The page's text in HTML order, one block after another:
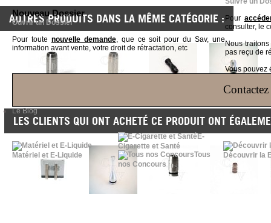
Nouveau Dossier
Ouvrir un Dossier
Pour toute nouvelle demande, que ce soit pour du Sav, une
information avant vente, votre droit de rétractation, etc
Pour
consulter, le
Nous
pas reçu de
Vous pouvez
Le Blog
Matériel et E-Liquide
E-
Cigarette et Santé
Tous
nos Concours
Découvrir la
AUTRES PRODUITS DANS LA MÊME CATÉGORIE :
LES CLIENTS QUI ONT ACHETÉ CE PRODUIT ONT